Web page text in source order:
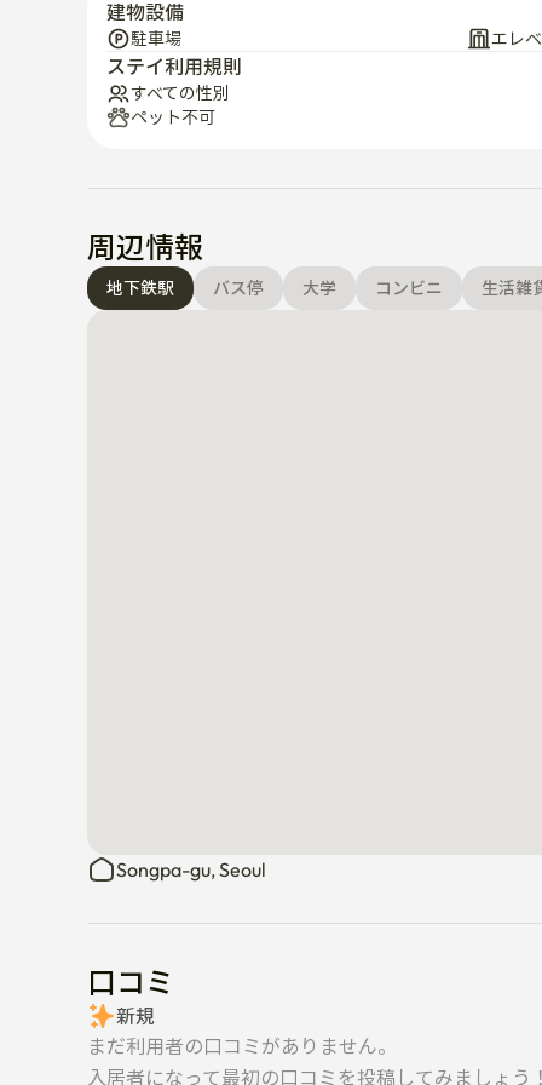
⸻
▪️ 英語と韓国語の両方でサポートしています🇰🇷🇺🇸
▪️ 所在地·交通機関
• 石村湖まで歩いて10秒です
• 徒歩5~15分:
建物設備
駐車場 エレ
ステイ利用規則
すべての性別
ペット不可
周辺情報
地下鉄駅 バス停 大学 コンビニ 生活雑
Songpa-gu, Seoul
口コミ
新規
まだ利用者の口コミがありません。
入居者になって最初の口コミを投稿してみましょう！